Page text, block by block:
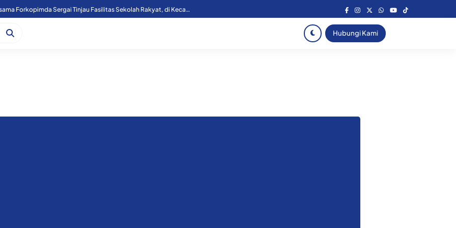
Kapoolres Sergai Bersama Forkopimda Sergai Tinjau Fasilitas Sekolah Rakyat, di Kecamatan Firdaus.
Hubungi Kami